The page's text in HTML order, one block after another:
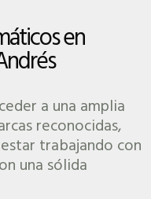
en
a una amplia
reconocidas,
trabajando con
una sólida